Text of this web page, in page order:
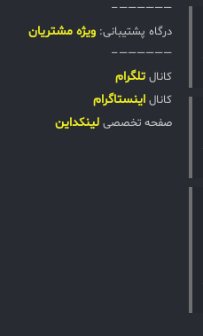
——————–
درگاه پشتیبانی: ويژه مشتریان
——————–
کانال تلگرام
کانال اینستاگرام
صفحه تخصصی لینکداین